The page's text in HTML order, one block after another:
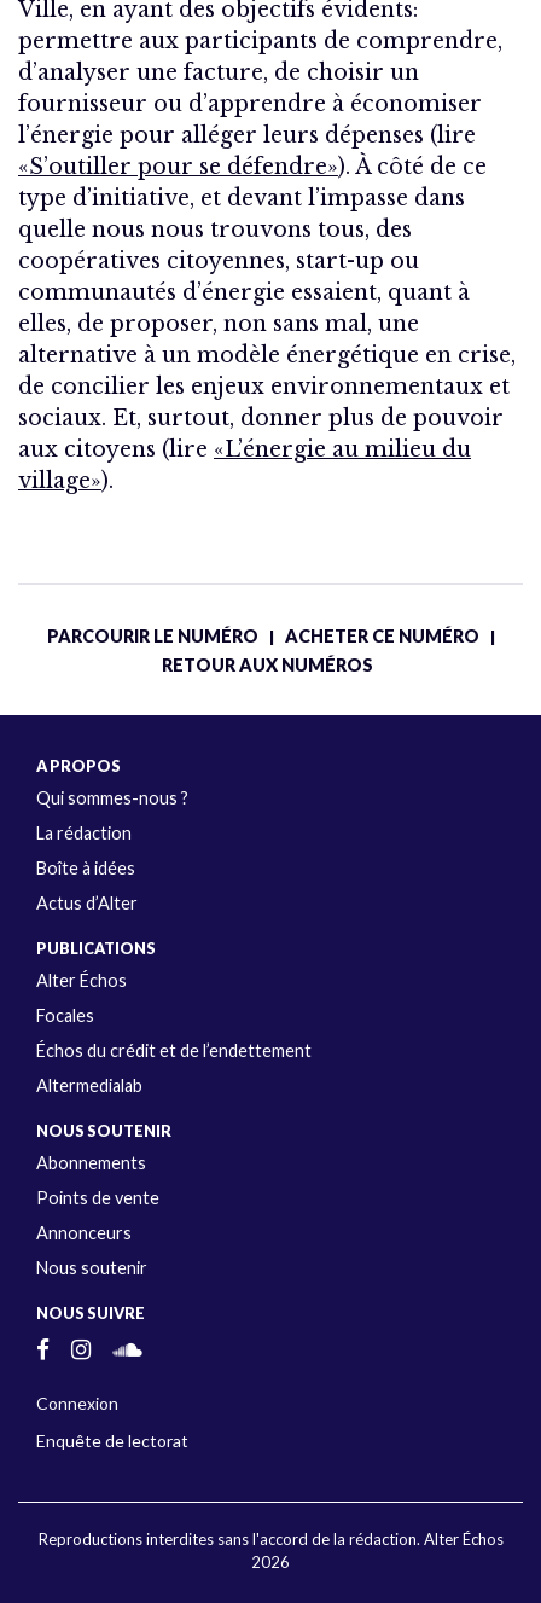
Ville, en ayant des objectifs évidents:
permettre aux participants de comprendre,
d’analyser une facture, de choisir un
fournisseur ou d’apprendre à économiser
l’énergie pour alléger leurs dépenses (lire
«S’outiller pour se défendre»). À côté de ce
type d’initiative, et devant l’impasse dans
quelle nous nous trouvons tous, des
coopératives citoyennes, start-up ou
communautés d’énergie essaient, quant à
elles, de proposer, non sans mal, une
alternative à un modèle énergétique en crise,
de concilier les enjeux environnementaux et
sociaux. Et, surtout, donner plus de pouvoir
aux citoyens (lire «L’énergie au milieu du
village»).
PARCOURIR LE NUMÉRO | ACHETER CE NUMÉRO |
RETOUR AUX NUMÉROS
A PROPOS
Qui sommes-nous ?
La rédaction
Boîte à idées
Actus d’Alter
PUBLICATIONS
Alter Échos
Focales
Échos du crédit et de l’endettement
Altermedialab
NOUS SOUTENIR
Abonnements
Points de vente
Annonceurs
Nous soutenir
NOUS SUIVRE
Connexion
Enquête de lectorat
Reproductions interdites sans l'accord de la rédaction. Alter Échos
2026